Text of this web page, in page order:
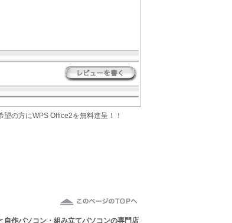
望の方にWPS Office2を無料進呈！！
自作パソコン・組み立てパソコンの専門店